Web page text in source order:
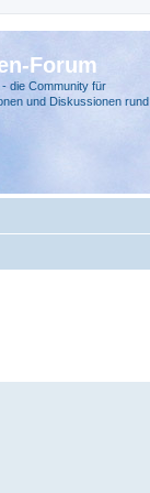
Forum
die Community für
und Diskussionen rund